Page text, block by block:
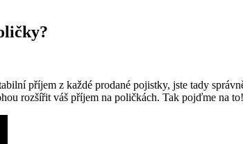
příjem z každé prodané pojistky, jste tady
rozšířit váš příjem na poličkách. Tak pojďme na to!